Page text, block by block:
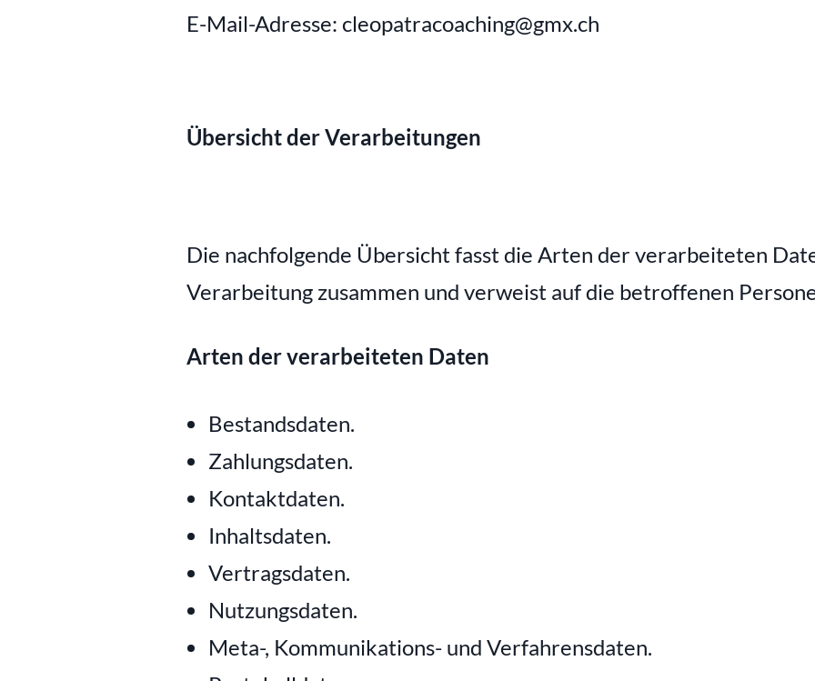
E-Mail-Adresse: cleopatracoaching@gmx.ch
Übersicht der Verarbeitungen
Die nachfolgende Übersicht fasst die Arten der verarbeiteten
Verarbeitung zusammen und verweist auf die betroffenen
Arten der verarbeiteten Daten
Bestandsdaten.
Zahlungsdaten.
Kontaktdaten.
Inhaltsdaten.
Vertragsdaten.
Nutzungsdaten.
Meta-, Kommunikations- und Verfahrensdaten.